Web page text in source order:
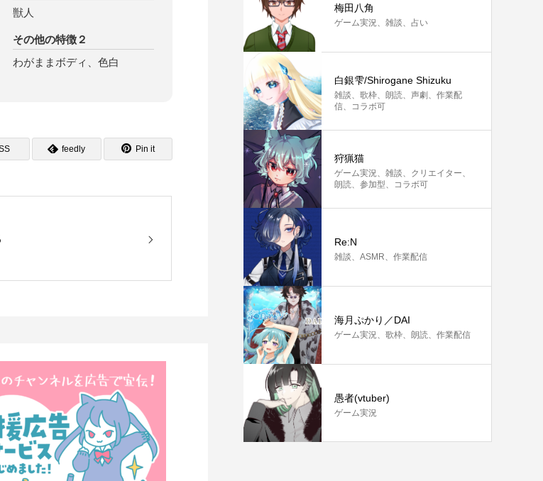
獣人
その他の特徴２
わがままボディ、色白
feedly Pin it
梅田八角
ゲーム実況、雑談、占い
白銀雫/Shirogane Shizuku
雑談、歌枠、朗読、声劇、作業配
信、コラボ可
狩猟猫
ゲーム実況、雑談、クリエイター、
朗読、参加型、コラボ可
Re:N
雑談、ASMR、作業配信
海月ぷかり／DAI
ゲーム実況、歌枠、朗読、作業配信
愚者(vtuber)
ゲーム実況